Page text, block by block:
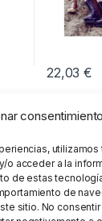
consentimiento
o acceder a la
de estas
de
sitio. No consentir
22,03€